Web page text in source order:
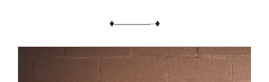
♦—————–♦